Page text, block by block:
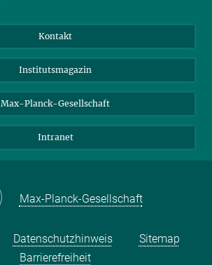
Kontakt
Institutsmagazin
Max-Planck-Gesellschaft
Intranet
Max-Planck-Gesellschaft
Datenschutzhinweis
Sitemap
Barrierefreiheit